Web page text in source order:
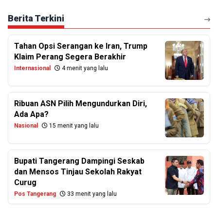
Berita Terkini
Tahan Opsi Serangan ke Iran, Trump
Klaim Perang Segera Berakhir
Internasional 4 menit yang lalu
Ribuan ASN Pilih Mengundurkan Diri,
Ada Apa?
Nasional 15 menit yang lalu
Bupati Tangerang Dampingi Seskab
dan Mensos Tinjau Sekolah Rakyat
Curug
Pos Tangerang 33 menit yang lalu